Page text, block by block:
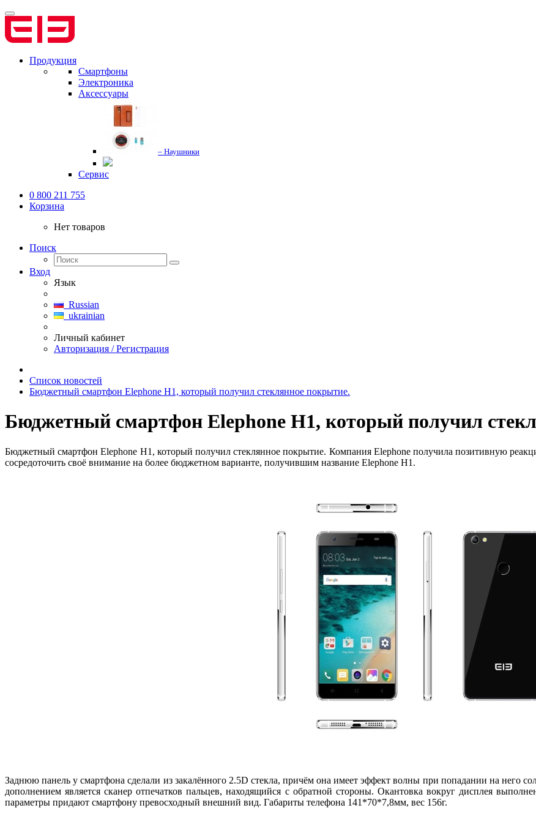
Продукция
Смартфоны
Электроника
Аксессуары
– Наушники
Сервис
0 800 211 755
Корзина
Нет товаров
Поиск
Вход
Язык
Russian
ukrainian
Личный кабинет
Авторизация / Регистрация
Список новостей
Бюджетный смартфон Elephone H1, который получил стеклянное покрытие.
Бюджетный смартфон Elephone H1, который получил
Бюджетный смартфон Elephone H1, который получил стеклянное покрытие. Компания Elephone получила позитивную
сосредоточить своё внимание на более бюджетном варианте, получившим название Elephone H1.
Заднюю панель у смартфона сделали из закалённого 2.5D стекла, причём она имеет эффект волны при попадании на него
дополнением является сканер отпечатков пальцев, находящийся с обратной стороны. Окантовка вокруг дисплея
параметры придают смартфону превосходный внешний вид. Габариты телефона 141*70*7,8мм, вес 156г.